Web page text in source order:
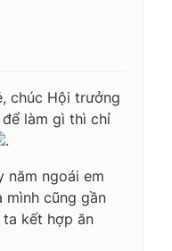
chúc Hội trưởng
làm gì thì chỉ
.
năm ngoái em
mình cũng gần
ta kết hợp ăn